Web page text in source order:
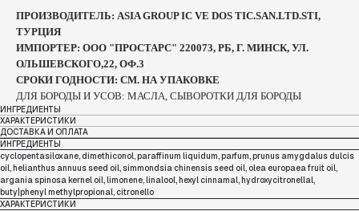
ПРОИЗВОДИТЕЛЬ: ASIA GROUP IC VE DOS TIC.SAN.LTD.STI,
ТУРЦИЯ
ИМПОРТЕР: ООО "ПРОСТАРС" 220073, РБ, Г. МИНСК, УЛ.
ОЛЬШЕВСКОГО,22, ОФ.3
СРОКИ ГОДНОСТИ: СМ. НА УПАКОВКЕ
ДЛЯ БОРОДЫ И УСОВ: МАСЛА, СЫВОРОТКИ ДЛЯ БОРОДЫ
ИНГРЕДИЕНТЫ
ХАРАКТЕРИСТИКИ
ДОСТАВКА И ОПЛАТА
ИНГРЕДИЕНТЫ
cyclopentasiloxane, dimethiconol, paraffinum liquidum, parfum, prunus amygdalus dulcis
oil, helianthus annuus seed oil, simmondsia chinensis seed oil, olea europaea fruit oil,
argania spinosa kernel oil, limonene, linalool, hexyl cinnamal, hydroxycitronellal,
buty|phenyl methylpropional, citronello
ХАРАКТЕРИСТИКИ